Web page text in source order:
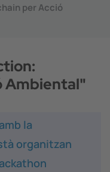
per Acció
Ambiental"
la
organitzan